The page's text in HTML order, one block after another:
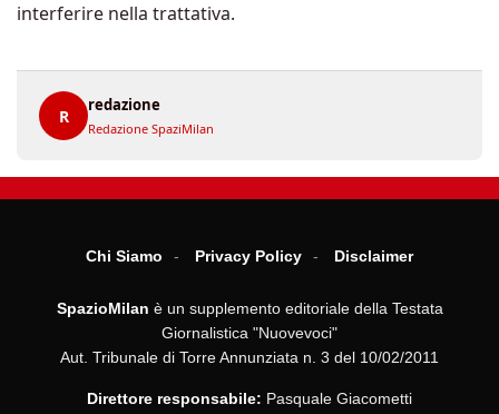
interferire nella trattativa.
R
redazione
Redazione SpaziMilan
Chi Siamo Privacy Policy Disclaimer
SpazioMilan è un supplemento editoriale della Testata
Giornalistica "Nuovevoci"
Aut. Tribunale di Torre Annunziata n. 3 del 10/02/2011
Direttore responsabile: Pasquale Giacometti